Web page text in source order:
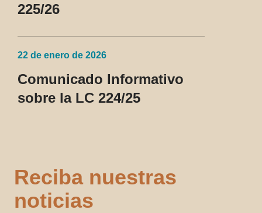
225/26
22 de enero de 2026
Comunicado Informativo
sobre la LC 224/25
Reciba nuestras
noticias